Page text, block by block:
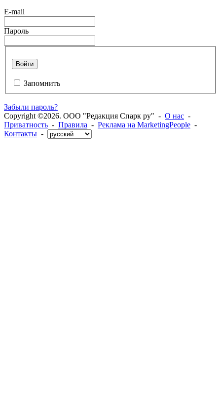
E-mail
Пароль
Войти
Запомнить
Забыли пароль?
Copyright ©2026. ООО "Редакция Спарк ру" - О нас -
Приватность - Правила - Реклама на MarketingPeople -
Контакты -